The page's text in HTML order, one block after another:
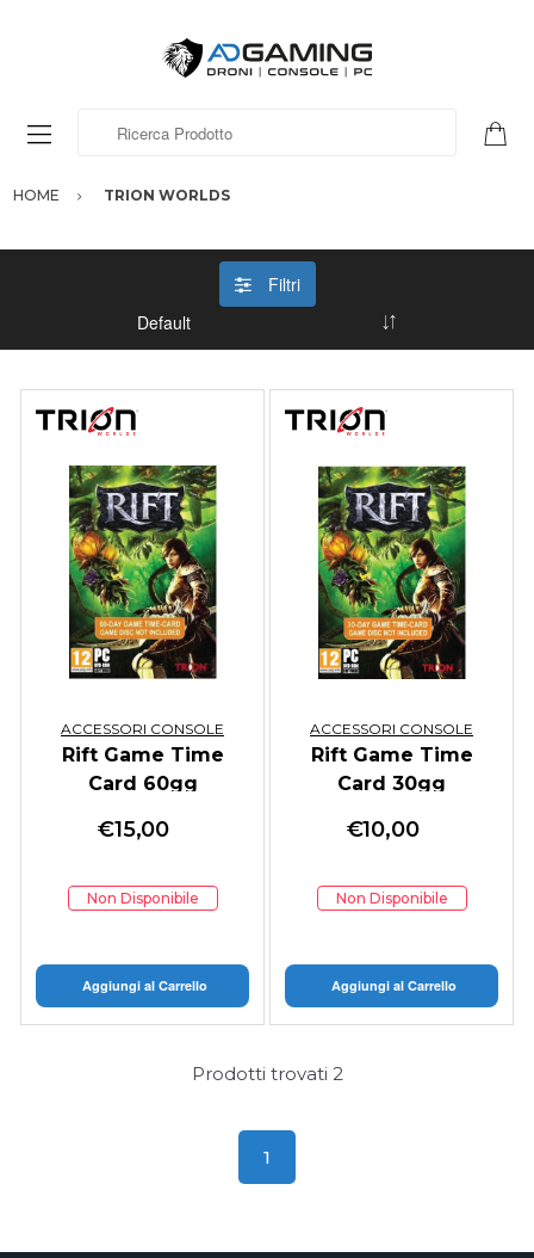
HOME TRION WORLDS
Filtri
ACCESSORI CONSOLE
Rift Game Time
Card 60gg
€15,00
Non Disponibile
Aggiungi al Carrello
ACCESSORI CONSOLE
Rift Game Time
Card 30gg
€10,00
Non Disponibile
Aggiungi al Carrello
Prodotti trovati 2
1